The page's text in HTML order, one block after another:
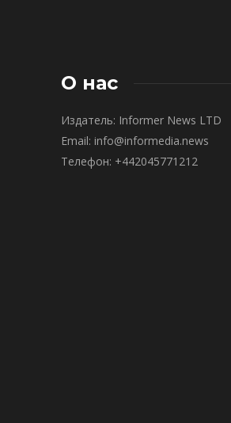
О нас
Издатель: Informer News LTD
Email: info@informedia.news
Телефон: +442045771212